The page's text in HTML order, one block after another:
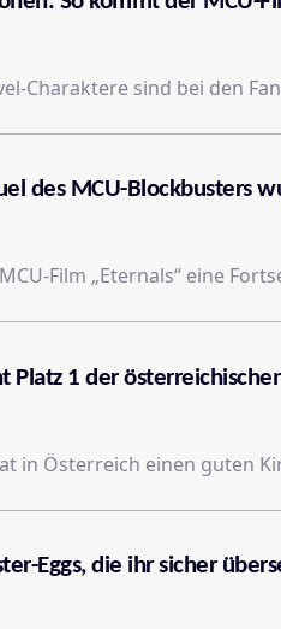
Charaktere sind bei den
des MCU-Blockbusters
Film „Eternals“ eine
Platz 1 der
Eggs, die ihr sicher